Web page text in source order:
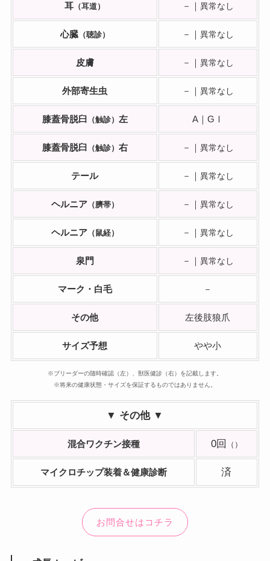
耳 （耳道） －｜ 異常なし
心臓（聴診） －｜ 異常なし
皮膚 －｜ 異常なし
外部寄生虫 －｜ 異常なし
膝蓋骨脱臼 （触診） 左 A｜GⅠ
膝蓋骨脱臼 （触診） 右 －｜ 異常なし
テール －｜ 異常なし
ヘルニア（臍帯） －｜ 異常なし
ヘルニア（鼠経） －｜ 異常なし
泉門 －｜ 異常なし
マーク・白毛 －
その他 左後肢狼爪
サイズ予想 やや小
※ブリーダーの随時確認（左）、獣医健診（右）を記載します。
※将来の健康状態・サイズを保証するものではありません。
▼ その他 ▼
混合ワクチン接種 0回 （）
マイクロチップ装着＆健康診断 済
お問合せはコチラ